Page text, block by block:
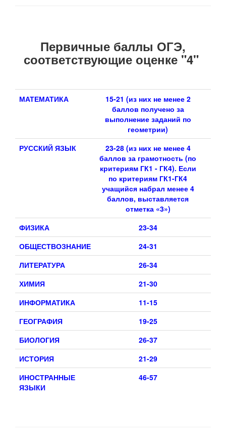
Первичные баллы ОГЭ,
соответствующие оценке "4"
МАТЕМАТИКА 15-21 (из них не менее 2
баллов получено за
выполнение заданий по
геометрии)
РУССКИЙ ЯЗЫК
23-28 (из них не менее 4
баллов за грамотность (по
критериям ГК1 - ГК4). Если
по критериям ГК1-ГК4
учащийся набрал менее 4
баллов, выставляется
отметка «3»)
ФИЗИКА
23-34
ОБЩЕСТВОЗНАНИЕ
24-31
ЛИТЕРАТУРА
26-34
ХИМИЯ
21-30
ИНФОРМАТИКА
11-15
ГЕОГРАФИЯ
19-25
БИОЛОГИЯ
26-37
ИСТОРИЯ
21-29
ИНОСТРАННЫЕ
ЯЗЫКИ
46-57